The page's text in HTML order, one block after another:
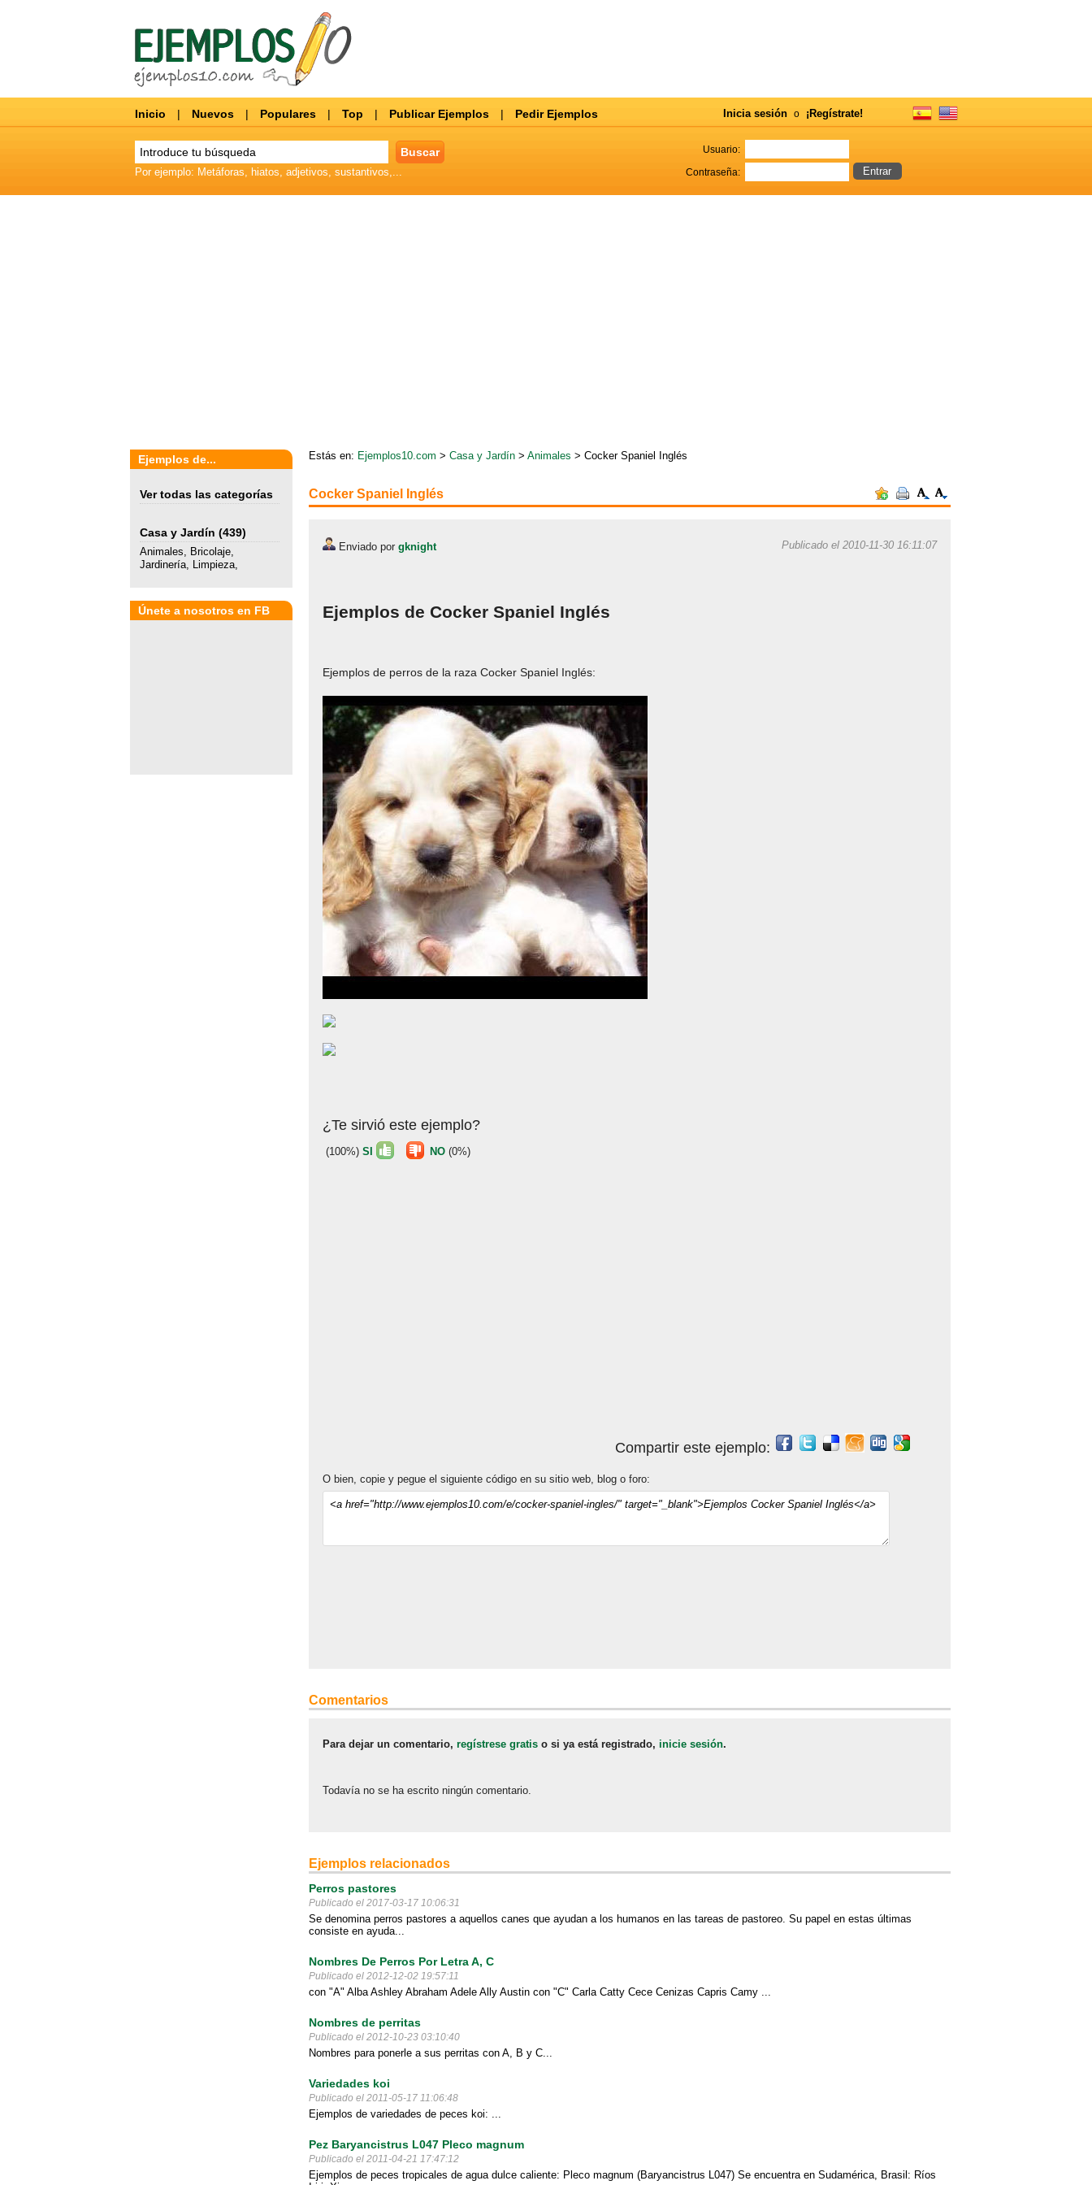
Inicia sesión o ¡Regístrate!
Usuario:
Contraseña:
Inicio | Nuevos | Populares | Top | Publicar Ejemplos | Pedir Ejemplos
Por ejemplo: Metáforas, hiatos, adjetivos, sustantivos,...
Ejemplos de...
Ver todas las categorías
Casa y Jardín (439)
Animales, Bricolaje,
Jardinería, Limpieza,
Únete a nosotros en FB
Estás en: Ejemplos10.com > Casa y Jardín> Animales > Cocker Spaniel Inglés
Cocker Spaniel Inglés
Enviado por gknight Publicado el 2010-11-30 16:11:07
Ejemplos de Cocker Spaniel Inglés
Ejemplos de perros de la raza Cocker Spaniel Inglés:
¿Te sirvió este ejemplo?
(100%) SI NO(0%)
Compartir este ejemplo:
O bien, copie y pegue el siguiente código en su sitio web, blog o foro:
Comentarios
Para dejar un comentario, regístrese gratiso si ya está registrado, inicie sesión.
Todavía no se ha escrito ningún comentario.
Ejemplos relacionados
Perros pastores
Publicado el 2017-03-17 10:06:31
Se denomina perros pastores a aquellos canes que ayudan a los humanos en las tareas de pastoreo. Su papel en estas últimas
consiste en ayuda...
Nombres De Perros Por Letra A, C
Publicado el 2012-12-02 19:57:11
con "A" Alba Ashley Abraham Adele Ally Austin con "C" Carla Catty Cece Cenizas Capris Camy ...
Nombres de perritas
Publicado el 2012-10-23 03:10:40
Nombres para ponerle a sus perritas con A, B y C...
Variedades koi
Publicado el 2011-05-17 11:06:48
Ejemplos de variedades de peces koi: ...
Pez Baryancistrus L047 Pleco magnum
Publicado el 2011-04-21 17:47:12
Ejemplos de peces tropicales de agua dulce caliente: Pleco magnum (Baryancistrus L047) Se encuentra en Sudamérica, Brasil: Ríos